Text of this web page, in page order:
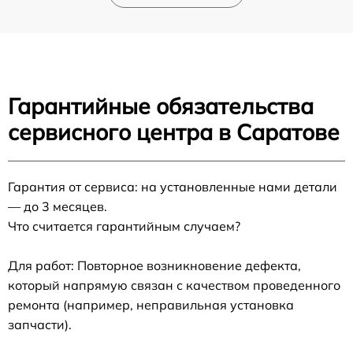
Гарантийные обязательства
сервисного центра в Саратове
Гарантия от сервиса: на установленные нами детали
— до 3 месяцев.
Что считается гарантийным случаем?
Для работ: Повторное возникновение дефекта,
который напрямую связан с качеством проведенного
ремонта (например, неправильная установка
запчасти).